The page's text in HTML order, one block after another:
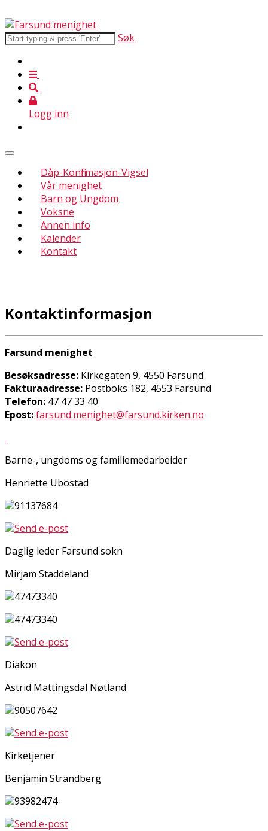
Søk
Logg inn
Dåp-Konfirmasjon-Vigsel
Vår menighet
Barn og Ungdom
Voksne
Annen info
Kalender
Kontakt
Kontaktinformasjon
Farsund menighet
Besøksadresse: Kirkegaten 9, 4550 Farsund
Fakturaadresse: Postboks 182, 4553 Farsund
Telefon: 47 47 33 40
Epost:farsund.menighet@farsund.kirken.no
Barne-, ungdoms og familiemedarbeider
Henriette Ubostad
91137684
Send e-post
Daglig leder Farsund sokn
Mirjam Staddeland
47473340
47473340
Send e-post
Diakon
Astrid Mattingsdal Nøtland
90507642
Send e-post
Kirketjener
Benjamin Strandberg
93982474
Send e-post